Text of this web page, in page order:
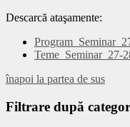
Descarcă ataşamente:
Teme_Seminar_27-
înapoi la partea de sus
Filtrare după